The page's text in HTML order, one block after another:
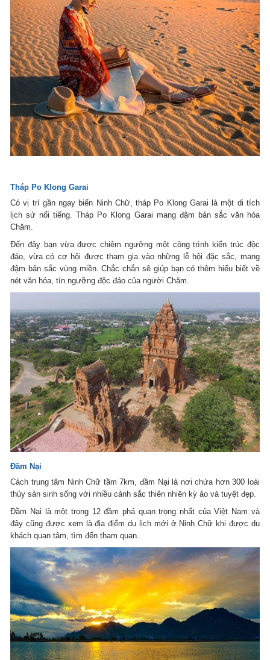
Tháp Po Klong Garai
Có vị trí gần ngay biển Ninh Chữ, tháp Po Klong Garai là một di tích
lịch sử nổi tiếng. Tháp Po Klong Garai mang đậm bản sắc văn hóa
Chăm.
Đến đây bạn vừa được chiêm ngưỡng một công trình kiến trúc độc
đáo, vừa có cơ hội được tham gia vào những lễ hội đặc sắc, mang
đậm bản sắc vùng miền. Chắc chắn sẽ giúp bạn có thêm hiểu biết về
nét văn hóa, tín ngưỡng độc đáo của người Chăm.
Đầm Nại
Cách trung tâm Ninh Chữ tầm 7km, đầm Nại là nơi chứa hơn 300 loài
thủy sản sinh sống với nhiều cảnh sắc thiên nhiên kỳ ảo và tuyệt đẹp.
Đầm Nại là một trong 12 đầm phá quan trọng nhất của Việt Nam và
đây cũng được xem là địa điểm du lịch mới ở Ninh Chữ khi được du
khách quan tâm, tìm đến tham quan.